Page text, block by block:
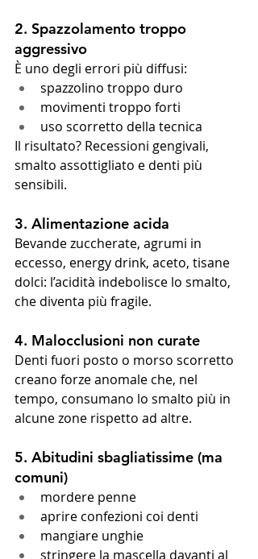
2. Spazzolamento troppo
aggressivo
È uno degli errori più diffusi:
spazzolino troppo duro
movimenti troppo forti
uso scorretto della tecnica
Il risultato? Recessioni gengivali,
smalto assottigliato e denti più
sensibili.
3. Alimentazione acida
Bevande zuccherate, agrumi in
eccesso, energy drink, aceto, tisane
dolci: l’acidità indebolisce lo smalto,
che diventa più fragile.
4. Malocclusioni non curate
Denti fuori posto o morso scorretto
creano forze anomale che, nel
tempo, consumano lo smalto più in
alcune zone rispetto ad altre.
5. Abitudini sbagliatissime (ma
comuni)
mordere penne
aprire confezioni coi denti
mangiare unghie
stringere la mascella davanti al